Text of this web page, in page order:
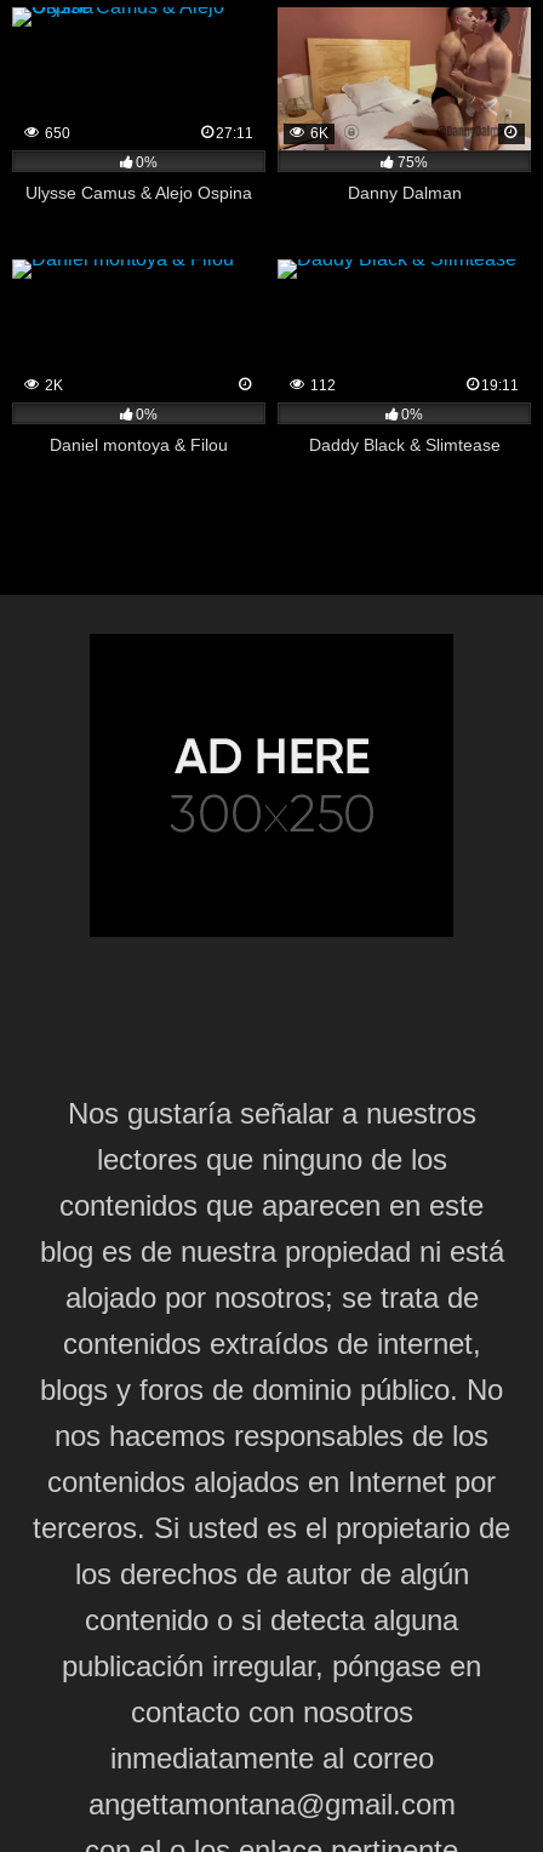
650
27:11
0%
Ulysse Camus & Alejo Ospina
6K
75%
Danny Dalman
2K
0%
Daniel montoya & Filou
112
19:11
0%
Daddy Black & Slimtease
Nos gustaría señalar a nuestros
lectores que ninguno de los
contenidos que aparecen en este
blog es de nuestra propiedad ni está
alojado por nosotros; se trata de
contenidos extraídos de internet,
blogs y foros de dominio público. No
nos hacemos responsables de los
contenidos alojados en Internet por
terceros. Si usted es el propietario de
los derechos de autor de algún
contenido o si detecta alguna
publicación irregular, póngase en
contacto con nosotros
inmediatamente al correo
angettamontana@gmail.com